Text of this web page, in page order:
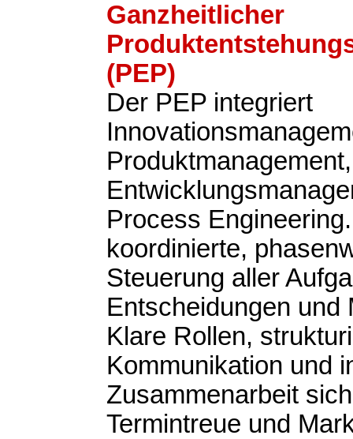
Ganzheitlicher
(PEP)
Der PEP integriert
Produktmanagement,
Process
koordinierte,
Steuerung aller
Entscheidungen und
Klare Rollen,
Kommunikation und
Zusammenarbeit
Termintreue und